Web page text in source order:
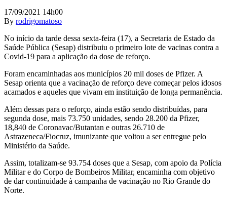
17/09/2021 14h00
By rodrigomatoso
No início da tarde dessa sexta-feira (17), a Secretaria de Estado da
Saúde Pública (Sesap) distribuiu o primeiro lote de vacinas contra a
Covid-19 para a aplicação da dose de reforço.
Foram encaminhadas aos municípios 20 mil doses de Pfizer. A
Sesap orienta que a vacinação de reforço deve começar pelos idosos
acamados e aqueles que vivam em instituição de longa permanência.
Além dessas para o reforço, ainda estão sendo distribuídas, para
segunda dose, mais 73.750 unidades, sendo 28.200 da Pfizer,
18,840 de Coronavac/Butantan e outras 26.710 de
Astrazeneca/Fiocruz, imunizante que voltou a ser entregue pelo
Ministério da Saúde.
Assim, totalizam-se 93.754 doses que a Sesap, com apoio da Polícia
Militar e do Corpo de Bombeiros Militar, encaminha com objetivo
de dar continuidade à campanha de vacinação no Rio Grande do
Norte.